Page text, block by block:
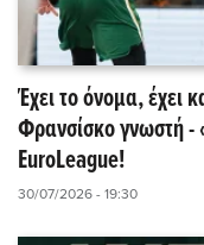
Έχει το όνομα, έχει
Φρανσίσκο γνωστή -
EuroLeague!
30/07/2026 - 19:30